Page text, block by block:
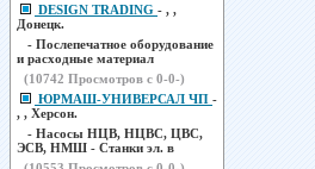
DESIGN TRADING - , ,
Донецк.
- Послепечатное оборудование
и расходные материал
(10742 Просмотров с 0-0-)
ЮРМАШ-УНИВЕРСАЛ ЧП -
, , Херсон.
- Насосы НЦВ, НЦВС, ЦВС,
ЭСВ, НМШ - Станки эл. в